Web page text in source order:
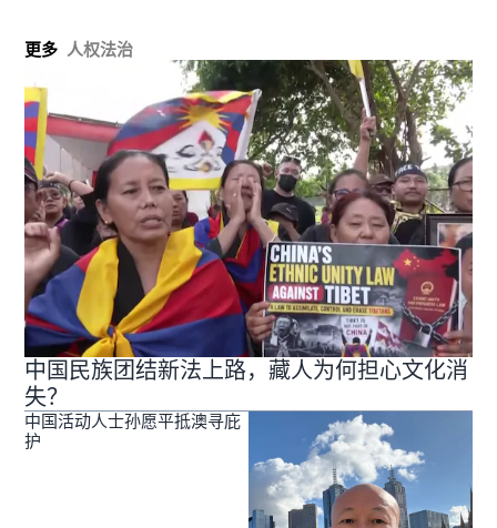
更多 人权法治
中国民族团结新法上路，藏人为何担心文化消
失？
中国活动人士孙愿平抵澳寻庇
护